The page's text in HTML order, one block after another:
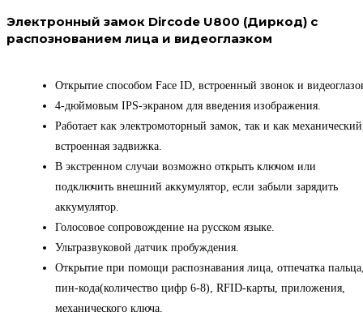
Электронный замок Dircode U800 (Диркод) с
распознованием лица и видеоглазком
Открытие способом Face ID, встроенный звонок и
4-дюймовым IPS-экраном для введения изображения.
Работает как электромоторный замок, так и как
встроенная задвижка.
В экстренном случаи возможно открыть ключом или
подключить внешний аккумулятор, если забыли зарядить
аккумулятор.
Голосовое сопровождение на русском языке.
Ультразвуковой датчик пробуждения.
Открытие при помощи распознавания лица, отпечатка
пин-кода(количество цифр 6-8), RFID-карты, приложения,
механического ключа.